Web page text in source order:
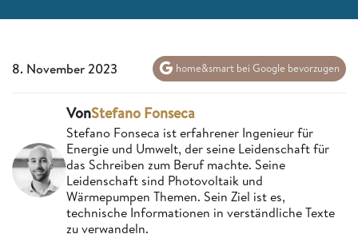
8. November 2023 home&smart bei Google bevorzugen
VonStefano Fonseca
Stefano Fonseca ist erfahrener Ingenieur für
Energie und Umwelt, der seine Leidenschaft für
das Schreiben zum Beruf machte. Seine
Leidenschaft sind Photovoltaik und
Wärmepumpen Themen. Sein Ziel ist es,
technische Informationen in verständliche Texte
zu verwandeln.